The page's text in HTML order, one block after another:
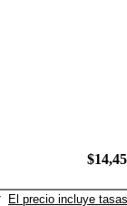
El precio incluye tasas